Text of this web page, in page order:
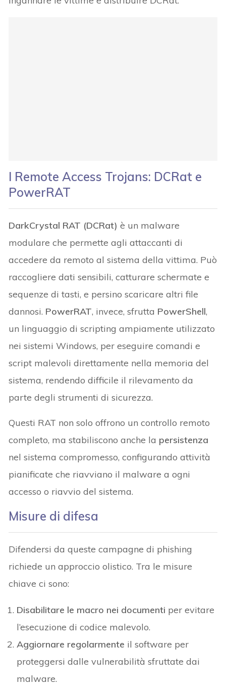
I Remote Access Trojans: DCRat e
PowerRAT
DarkCrystal RAT (DCRat) è un malware
modulare che permette agli attaccanti di
accedere da remoto al sistema della vittima. Può
raccogliere dati sensibili, catturare schermate e
sequenze di tasti, e persino scaricare altri file
dannosi. PowerRAT, invece, sfrutta PowerShell,
un linguaggio di scripting ampiamente utilizzato
nei sistemi Windows, per eseguire comandi e
script malevoli direttamente nella memoria del
sistema, rendendo difficile il rilevamento da
parte degli strumenti di sicurezza.
Questi RAT non solo offrono un controllo remoto
completo, ma stabiliscono anche la persistenza
nel sistema compromesso, configurando attività
pianificate che riavviano il malware a ogni
accesso o riavvio del sistema.
Misure di difesa
Difendersi da queste campagne di phishing
richiede un approccio olistico. Tra le misure
chiave ci sono:
Disabilitare le macro nei documenti per evitare
l’esecuzione di codice malevolo.
Aggiornare regolarmente il software per
proteggersi dalle vulnerabilità sfruttate dai
malware.